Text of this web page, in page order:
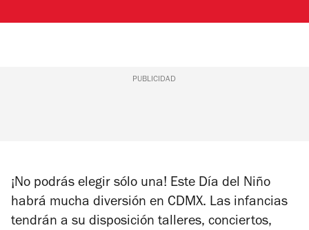
PUBLICIDAD
¡No podrás elegir sólo una! Este Día del Niño
habrá mucha diversión en CDMX. Las infancias
tendrán a su disposición talleres, conciertos,